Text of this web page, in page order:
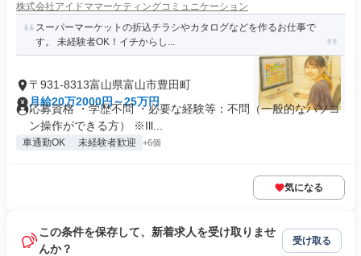
株式会社アイドママーケティングコミュニケーション
スーパーマーケットの折込チラシやカタログなどを作るお仕事で
す。 未経験者OK！イチからし...
〒931-8313富山県富山市豊田町
月給20万2000円～25万円
応募資格 ・学歴不問 ・必要な経験等：不問（一般的なパソコ
ン操作ができる方） ※Ill...
車通勤OK 未経験者歓迎 +6個
気になる
この条件を保存して、新着求人を受け取りませ
んか？
受け取る